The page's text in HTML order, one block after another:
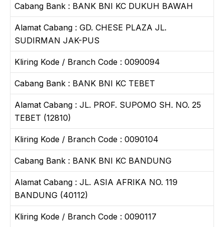
Cabang Bank : BANK BNI KC DUKUH BAWAH
Alamat Cabang : GD. CHESE PLAZA JL.
SUDIRMAN JAK-PUS
Kliring Kode / Branch Code : 0090094
Cabang Bank : BANK BNI KC TEBET
Alamat Cabang : JL. PROF. SUPOMO SH. NO. 25
TEBET (12810)
Kliring Kode / Branch Code : 0090104
Cabang Bank : BANK BNI KC BANDUNG
Alamat Cabang : JL. ASIA AFRIKA NO. 119
BANDUNG (40112)
Kliring Kode / Branch Code : 0090117